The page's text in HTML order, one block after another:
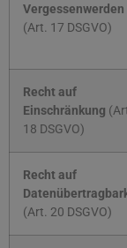
Vergessenwerden
(Art. 17 DSGVO)
Recht auf
Einschränkung
18 DSGVO)
Recht auf
(Art. 20 DSGVO)